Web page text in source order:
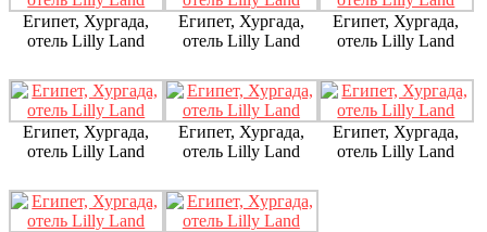
Египет, Хургада,
отель Lilly Land
Египет, Хургада,
отель Lilly Land
Египет, Хургада,
отель Lilly Land
Египет, Хургада,
отель Lilly Land
Египет, Хургада,
отель Lilly Land
Египет, Хургада,
отель Lilly Land